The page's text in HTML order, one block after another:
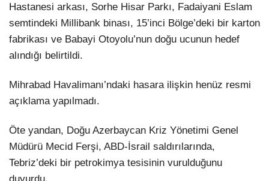
Hastanesi arkası, Sorhe Hisar Parkı, Fadaiyani Eslam
semtindeki Millibank binası, 15’inci Bölge’deki bir karton
fabrikası ve Babayi Otoyolu’nun doğu ucunun hedef
alındığı belirtildi.
Mihrabad Havalimanı’ndaki hasara ilişkin henüz resmi
açıklama yapılmadı.
Öte yandan, Doğu Azerbaycan Kriz Yönetimi Genel
Müdürü Mecid Ferşi, ABD-İsrail saldırılarında,
Tebriz’deki bir petrokimya tesisinin vurulduğunu